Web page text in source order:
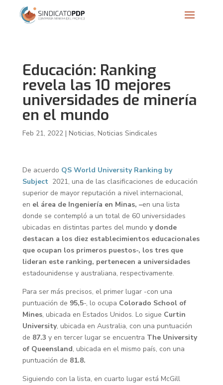
Educación: Ranking
revela las 10 mejores
universidades de minería
en el mundo
Feb 21, 2022| Noticias, Noticias Sindicales
De acuerdo QS World University Ranking by
Subject2021, una de las clasificaciones de educación
superior de mayor reputación a nivel internacional,
en el área de Ingeniería en Minas, –en una lista
donde se contempló a un total de 60 universidades
ubicadas en distintas partes del mundo y donde
destacan a los diez establecimientos educacionales
que ocupan los primeros puestos-, los tres que
lideran este ranking, pertenecen a universidades
estadounidense y australiana, respectivamente.
Para ser más precisos, el primer lugar -con una
puntuación de 95,5-, lo ocupa Colorado School of
Mines, ubicada en Estados Unidos. Lo sigue Curtin
University, ubicada en Australia, con una puntuación
de 87.3 y en tercer lugar se encuentra The University
of Queensland, ubicada en el mismo país, con una
puntuación de 81.8.
Siguiendo con la lista, en cuarto lugar está McGill